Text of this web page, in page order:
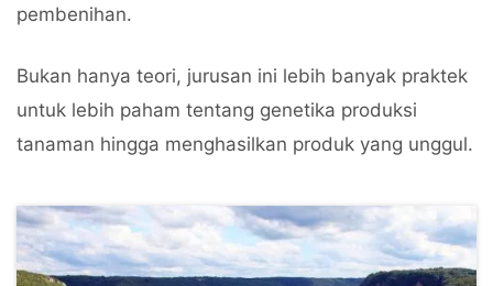
pembenihan.
Bukan hanya teori, jurusan ini lebih banyak praktek
untuk lebih paham tentang genetika produksi
tanaman hingga menghasilkan produk yang unggul.